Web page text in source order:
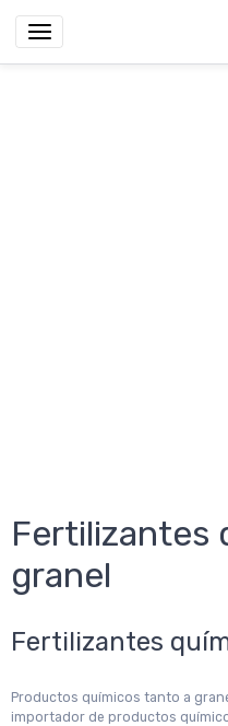
Fertilizantes
granel
Fertilizantes
Productos químicos tanto a
importador de productos